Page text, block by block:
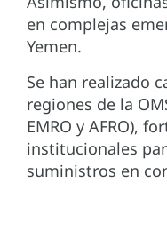
en complejas
Yemen.
Se han realizado
regiones de la
EMRO y AFRO),
institucionales
suministros en